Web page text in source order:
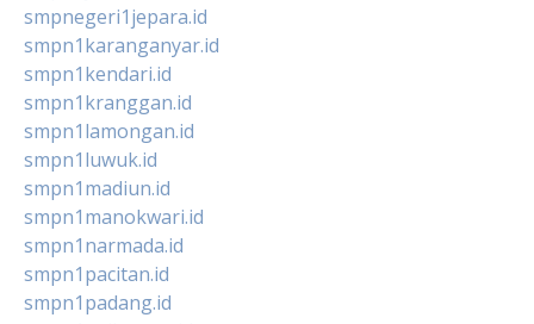
smpnegeri1jepara.id
smpn1karanganyar.id
smpn1kendari.id
smpn1kranggan.id
smpn1lamongan.id
smpn1luwuk.id
smpn1madiun.id
smpn1manokwari.id
smpn1narmada.id
smpn1pacitan.id
smpn1padang.id